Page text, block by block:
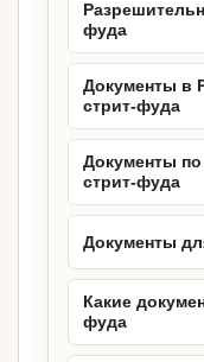
фуда
Документы в
стрит-фуда
Документы по
стрит-фуда
Документы
Какие
фуда